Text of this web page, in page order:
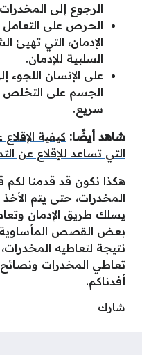
الرجوع إلى
الحرص على
الإدمان، التي
السلبية للإدمان.
على الإنسان اللجوء
الجسم على التخلص
سريع.
شاهد أيضًا: كيفية
التي تساعد للإقلاع عن
هكذا نكون قد قدمنا
المخدرات، حتى يتم
يسلك طريق الإدمان
بعض القصص المأساوية
نتيجة لتعاطيه
تعاطي المخدرات ونصائح
أفدناكم.
شارك